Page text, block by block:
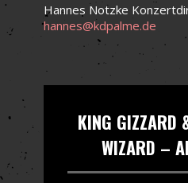
Hannes Notzke
hannes@kdpalme.de
KING GIZZARD
WIZARD –